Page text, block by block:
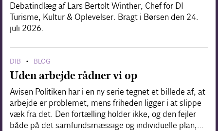
Debatindlæg af Lars Bertolt Winther, Chef for DI
Turisme, Kultur & Oplevelser. Bragt i Børsen den 24.
juli 2026.
DIB • BLOG
Uden arbejde rådner vi op
Avisen Politiken har i en ny serie tegnet et billede af, at
arbejde er problemet, mens friheden ligger i at slippe
væk fra det. Den fortælling holder ikke, og den fejler
både på det samfundsmæssige og individuelle plan,…